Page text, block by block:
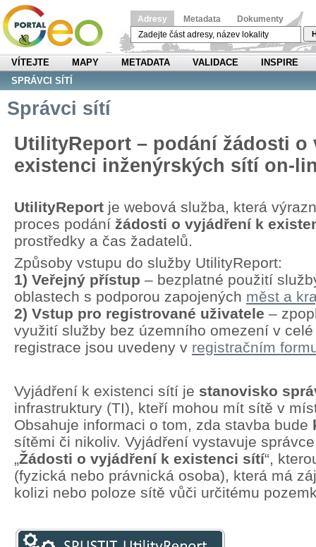
Adresy Metadata Dokumenty
VÍTEJTE MAPY METADATA VALIDACE
INSPIRE
SPRÁVCI SÍTÍ
Správci sítí
UtilityReport – podání žádosti o
existenci inženýrských sítí on-
UtilityReport je webová služba, která
proces podání žádosti o vyjádření k
prostředky a čas žadatelů.
Způsoby vstupu do služby UtilityReport:
1) Veřejný přístup – bezplatné použití
oblastech s podporou zapojených měst a
2) Vstup pro registrované uživatele –
využití služby bez územního omezení v
registrace jsou uvedeny v registračním
Vyjádření k existenci sítí je stanovisko
infrastruktury (TI), kteří mohou mít sítě v
Obsahuje informaci o tom, zda stavba bude
sítěmi či nikoliv. Vyjádření vystavuje
„Žádosti o vyjádření k existenci sítí“,
(fyzická nebo právnická osoba), která má
kolizi nebo poloze sítě vůči určitému